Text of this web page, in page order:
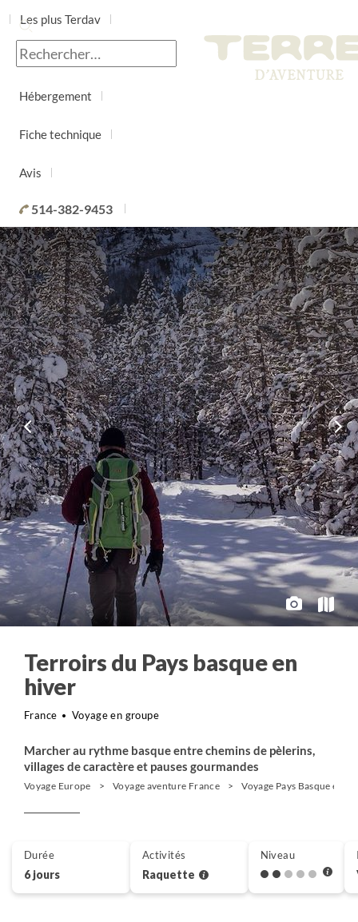
Les plus Terdav
Jour par jour
Hébergement
Fiche technique
Avis
514-382-9453
Terroirs du Pays basque en
hiver
France Voyage en groupe
Marcher au rythme basque entre chemins de pèlerins,
villages de caractère et pauses gourmandes
Voyage Europe Voyage aventure France Voyage Pays Basque et
Durée
6 jours
Activités
Raquette
Niveau